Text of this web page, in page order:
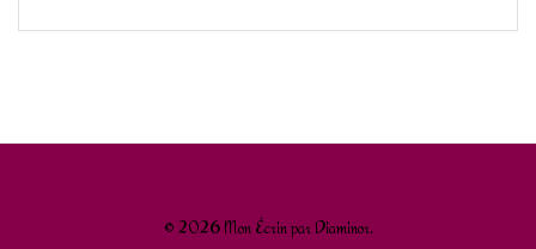
© 2026 Mon Écrin par Diaminor.